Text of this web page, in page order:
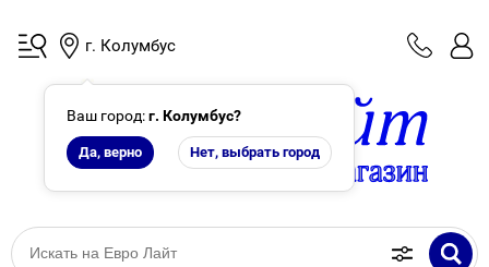
г. Колумбус
Ваш город:г. Колумбус?
Да, верно Нет, выбрать город